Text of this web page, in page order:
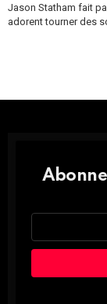
Jason Statham fait
adorent tourner des
ET
PROFITE